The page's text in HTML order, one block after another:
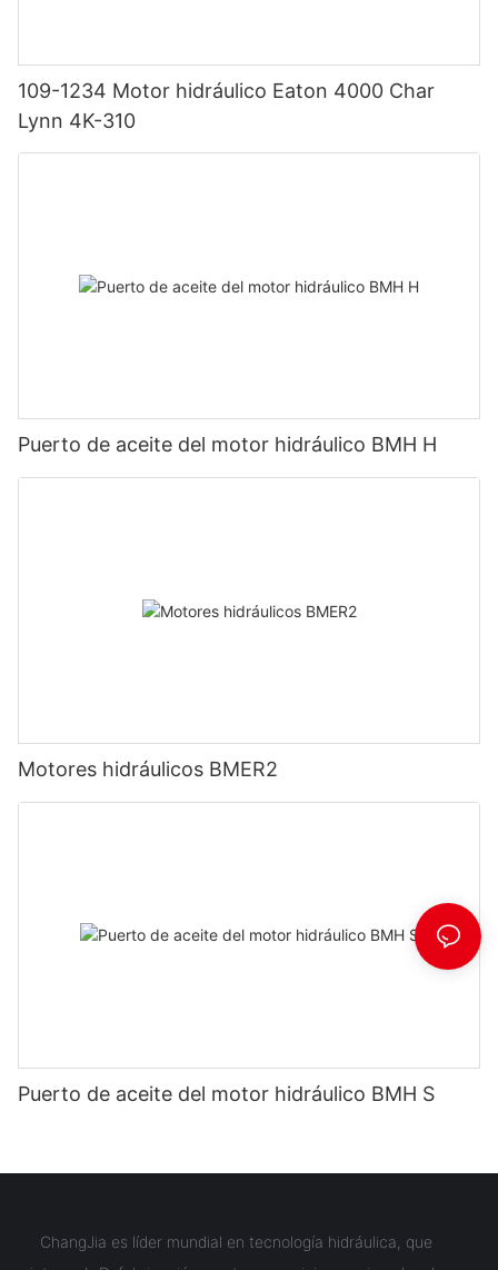
109-1234 Motor hidráulico Eaton 4000 Char
Lynn 4K-310
Puerto de aceite del motor hidráulico BMH H
Motores hidráulicos BMER2
Puerto de aceite del motor hidráulico BMH S
ChangJia es líder mundial en tecnología hidráulica, que